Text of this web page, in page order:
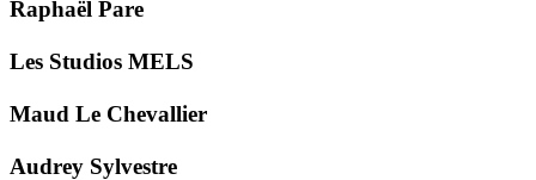
Raphaël Pare
Les Studios MELS
Maud Le Chevallier
Audrey Sylvestre